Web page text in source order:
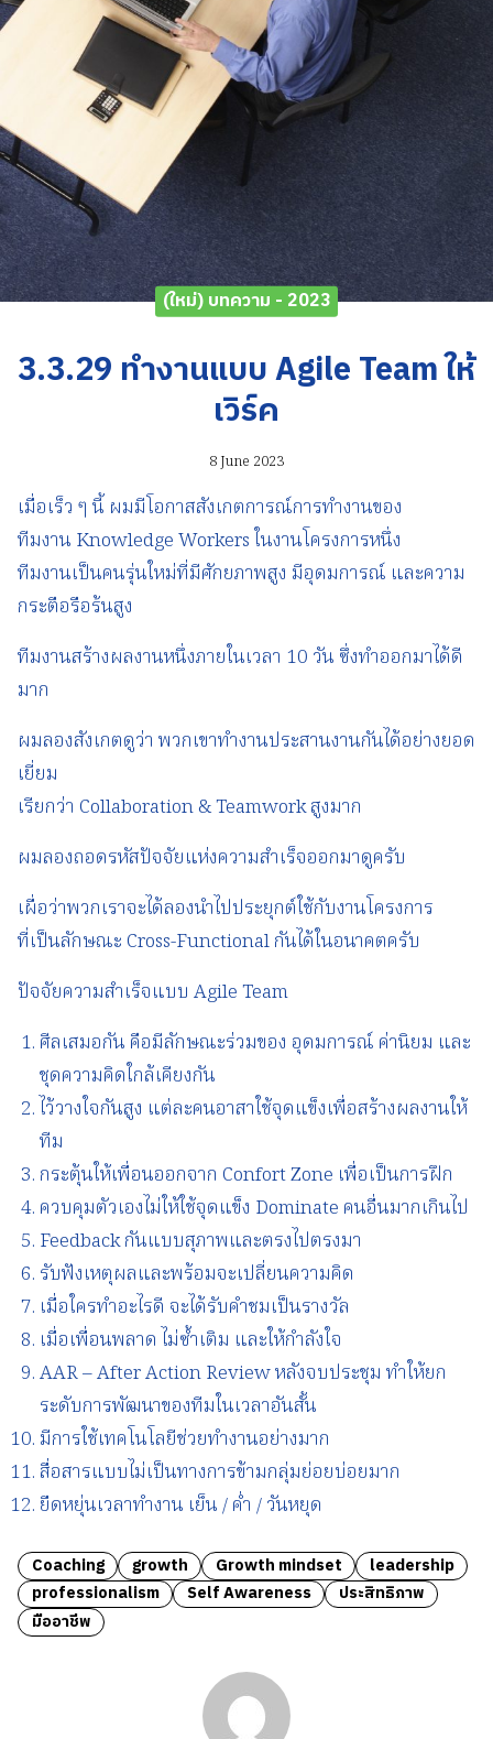
(ใหม่) บทความ - 2023
3.3.29 ทำงานแบบ Agile Team ให้
เวิร์ค
8 June 2023
เมื่อเร็ว ๆ นี้ ผมมีโอกาสสังเกตการณ์การทำงานของ
ทีมงาน Knowledge Workers ในงานโครงการหนึ่ง
ทีมงานเป็นคนรุ่นใหม่ที่มีศักยภาพสูง มีอุดมการณ์ และความ
กระตือรือร้นสูง
ทีมงานสร้างผลงานหนึ่งภายในเวลา 10 วัน ซึ่งทำออกมาได้ดี
มาก
ผมลองสังเกตดูว่า พวกเขาทำงานประสานงานกันได้อย่างยอด
เยี่ยม
เรียกว่า Collaboration & Teamwork สูงมาก
ผมลองถอดรหัสปัจจัยแห่งความสำเร็จออกมาดูครับ
เผื่อว่าพวกเราจะได้ลองนำไปประยุกต์ใช้กับงานโครงการ
ที่เป็นลักษณะ Cross-Functional กันได้ในอนาคตครับ
ปัจจัยความสำเร็จแบบ Agile Team
ศีลเสมอกัน คือมีลักษณะร่วมของ อุดมการณ์ ค่านิยม และ
ชุดความคิดใกล้เคียงกัน
ไว้วางใจกันสูง แต่ละคนอาสาใช้จุดแข็งเพื่อสร้างผลงานให้
ทีม
กระตุ้นให้เพื่อนออกจาก Confort Zone เพื่อเป็นการฝึก
ควบคุมตัวเองไม่ให้ใช้จุดแข็ง Dominate คนอื่นมากเกินไป
Feedback กันแบบสุภาพและตรงไปตรงมา
รับฟังเหตุผลและพร้อมจะเปลี่ยนความคิด
เมื่อใครทำอะไรดี จะได้รับคำชมเป็นรางวัล
เมื่อเพื่อนพลาด ไม่ซ้ำเติม และให้กำลังใจ
AAR – After Action Review หลังจบประชุม ทำให้ยก
ระดับการพัฒนาของทีมในเวลาอันสั้น
มีการใช้เทคโนโลยีช่วยทำงานอย่างมาก
สื่อสารแบบไม่เป็นทางการข้ามกลุ่มย่อยบ่อยมาก
ยืดหยุ่นเวลาทำงาน เย็น / ค่ำ / วันหยุด
Coaching growth Growth mindset
leadership
professionalism
Self Awareness
ประสิทธิภาพ
มืออาชีพ